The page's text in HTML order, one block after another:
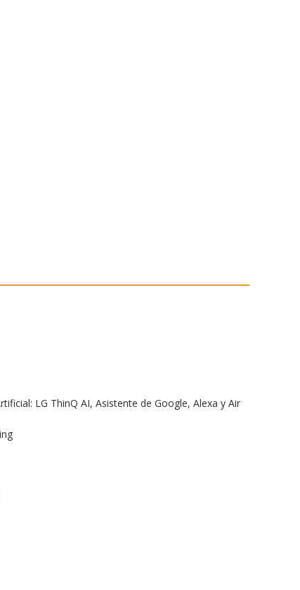
LG ThinQ AI, Asistente de Google, Alexa y Air